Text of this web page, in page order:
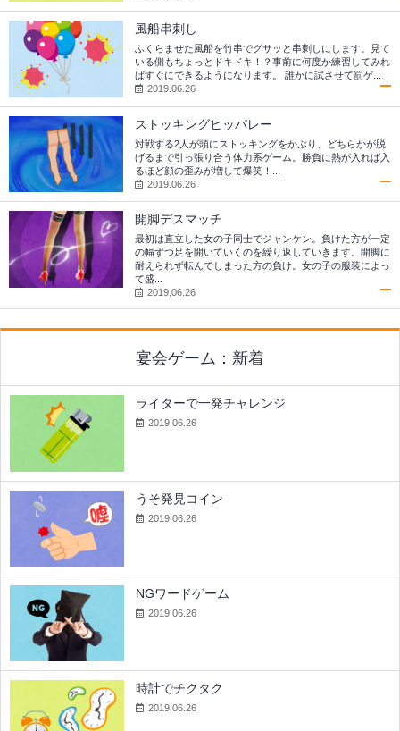
風船串刺し
ふくらませた風船を竹串でグサッと串刺しにします。見て
いる側もちょっとドキドキ！？事前に何度か練習してみれ
ばすぐにできるようになります。 誰かに試させて罰ゲ...
2019.06.26
ストッキングヒッパレー
対戦する2人が頭にストッキングをかぶり、どちらかが脱
げるまで引っ張り合う体力系ゲーム。勝負に熱が入れば入
るほど顔の歪みが増して爆笑！...
2019.06.26
開脚デスマッチ
最初は直立した女の子同士でジャンケン。負けた方が一定
の幅ずつ足を開いていくのを繰り返していきます。開脚に
耐えられず転んでしまった方の負け。女の子の服装によっ
て盛...
2019.06.26
宴会ゲーム：新着
ライターで一発チャレンジ
2019.06.26
うそ発見コイン
2019.06.26
NGワードゲーム
2019.06.26
時計でチクタク
2019.06.26